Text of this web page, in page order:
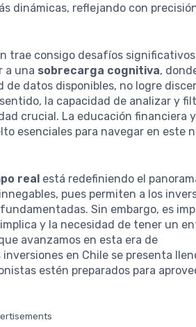
dinámicas, reflejando con
trae consigo desafíos
a una sobrecarga cognitiva,
datos disponibles, no logre
la capacidad de analizar y
crucial. La educación financiera
esenciales para navegar en este
real está redefiniendo el
pues permiten a los
Sin embargo, es
y la necesidad de tener un
avanzamos en esta era de
en Chile se presenta
estén preparados para